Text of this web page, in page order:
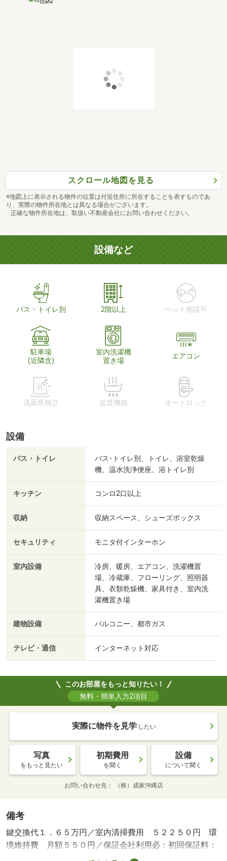
スクロール地図を見る
※地図上に表示される物件の位置は付近住所に所在することを表すものであ
り、実際の物件所在地とは異なる場合がございます。
正確な物件所在地は、取扱い不動産会社にお問い合わせください。
設備など
バス・トイレ別 2階以上 ペット相談可
駐車場
(近隣含)
室内洗濯機
置き場
エアコン
洗面所独立 追焚機能 オートロック
設備
バス・トイレ
バス･トイレ別、トイレ、浴室乾燥
機、温水洗浄便座、浴トイレ別
キッチン コンロ2口以上
収納 収納スペース、シューズボックス
セキュリティ モニタ付インターホン
室内設備
冷房、暖房、エアコン、洗濯機置
場、冷蔵庫、フローリング、照明器
具、衣類乾燥機、家具付き、室内洗
濯機置き場
建物設備 バルコニー、都市ガス
テレビ・通信 インターネット対応
このお部屋をもっと知りたい！
無料・簡単入力2項目
実際に物件を見学 したい
写真
をもっと見たい
初期費用
を聞く
設備
について聞く
お問い合わせ先 （株）成家沖縄店
備考
鍵交換代１．６５万円／室内清掃費用 ５２２５０円 環
境維持費 月額５５０円／保証会社利用必：初回保証料：
月額利用料１００％ １２０％ 未成年者は親権者連帯保